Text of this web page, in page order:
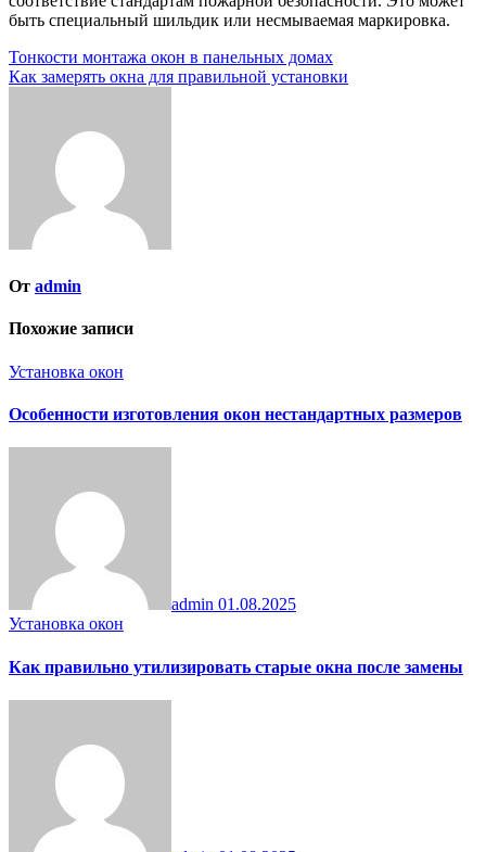
быть специальный шильдик или несмываемая маркировка.
Навигация
по
Тонкости монтажа окон в панельных домах
Как замерять окна для правильной установки
От admin
Похожие записи
Установка окон
Особенности изготовления окон нестандартных размеров
admin 01.08.2025
Установка окон
Как правильно утилизировать старые окна после замены